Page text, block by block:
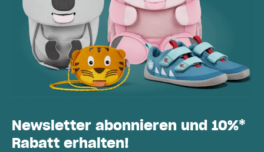
Newsletter abonnieren und 10%*
Rabatt erhalten!